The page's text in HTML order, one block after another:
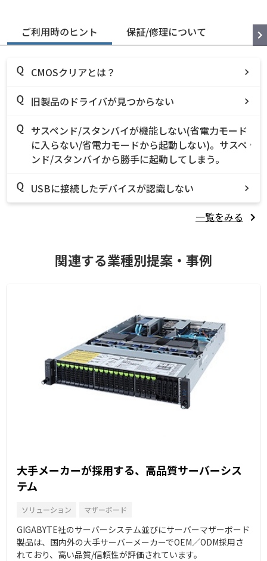
ご利用時のヒント 保証/修理について
CMOSクリアとは？
旧製品のドライバが見つからない
サスペンド/スタンバイが機能しない(省電力モード
に入らない/省電力モードから起動しない)。サスペ
ンド/スタンバイから勝手に起動してしまう。
USBに接続したデバイスが認識しない
一覧をみる
関連する業種別提案・事例
大手メーカーが採用する、高品質サーバーシス
テム
ソリューション マザーボード
GIGABYTE社のサーバーシステム並びにサーバーマザーボード
製品は、国内外の大手サーバーメーカーでOEM／ODM採用さ
れており、高い品質/信頼性が評価されています。